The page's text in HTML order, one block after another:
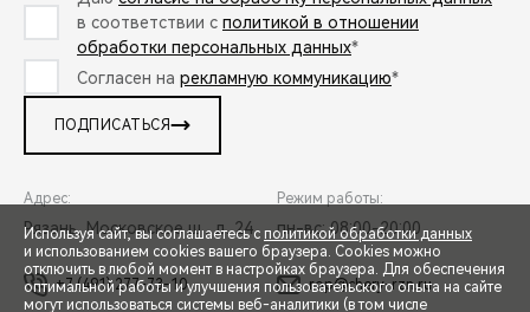
в соответствии с политикой в отношении
обработки персональных данных*
Согласен на рекламную коммуникацию*
ПОДПИСАТЬСЯ
Адрес:
Рязань, Московское ш., д. 24
Режим работы:
пн-вс: 08:00-20:00
+7 (491) 277-73-10 rop@chery-rzn.ru
Используя сайт, вы соглашаетесь с политикой обработки данных
и использованием cookies вашего браузера. Cookies можно
отключить в любой момент в настройках браузера. Для обеспечения
оптимальной работы и улучшения пользовательского опыта на сайте
могут использоваться системы веб-аналитики (в том числе